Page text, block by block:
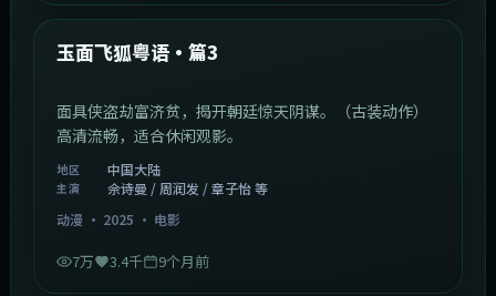
最新
玉面飞狐粤语·篇3
面具侠盗劫富济贫，揭开朝廷惊天阴谋。（古装动作）
高清流畅，适合休闲观影。
地区 中国大陆
主演
佘诗曼 / 周润发 / 章子怡 等
动漫 · 2025 · 电影
7万 3.4千 9个月前